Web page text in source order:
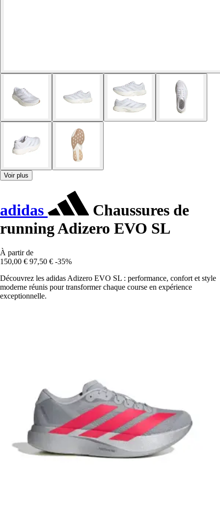
Voir plus
adidas
Chaussures de
running Adizero EVO SL
À partir de
150,00 € 97,50 € -35%
Découvrez les adidas Adizero EVO SL : performance, confort et style
moderne réunis pour transformer chaque course en expérience
exceptionnelle.